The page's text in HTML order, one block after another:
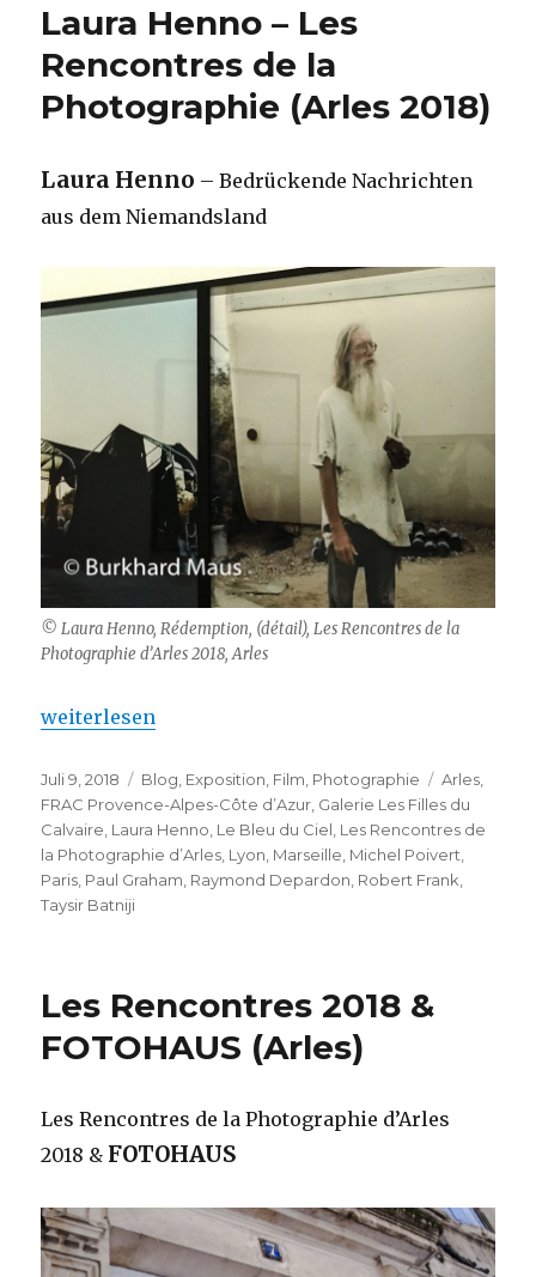
Laura Henno – Les
Rencontres de la
Photographie (Arles 2018)
Laura Henno – Bedrückende Nachrichten
aus dem Niemandsland
© Laura Henno, Rédemption, (détail), Les Rencontres de la
Photographie d’Arles 2018, Arles
„Laura Henno – Les Rencontres de la
weiterlesen
Veröffentlicht
am
Juli 9, 2018 Kategorien
Blog Exposition Film Photographie Arles
FRAC Provence-Alpes-Côte d’Azur Galerie Les Filles du
Calvaire Laura Henno Le Bleu du Ciel Les Rencontres de
la Photographie d’Arles Lyon Marseille Michel Poivert
Paris Paul Graham Raymond Depardon Robert Frank
Taysir Batniji
Les Rencontres 2018 &
FOTOHAUS (Arles)
Les Rencontres de la Photographie d’Arles
2018 & FOTOHAUS